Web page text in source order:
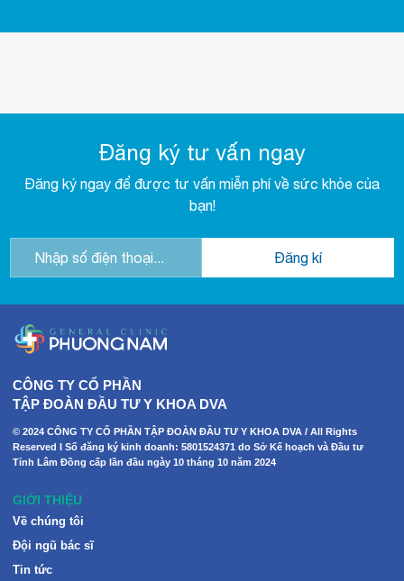
Đăng ký tư vấn ngay
Đăng ký ngay để được tư vấn miễn phí về sức khỏe của
bạn!
CÔNG TY CỔ PHẦN
TẬP ĐOÀN ĐẦU TƯ Y KHOA DVA
© 2024 CÔNG TY CỔ PHẦN TẬP ĐOÀN ĐẦU TƯ Y KHOA DVA / All Rights
Reserved I Số đăng ký kinh doanh: 5801524371 do Sở Kế hoạch và Đầu tư
Tỉnh Lâm Đồng cấp lần đầu ngày 10 tháng 10 năm 2024
GIỚI THIỆU
Về chúng tôi
Đội ngũ bác sĩ
Tin tức